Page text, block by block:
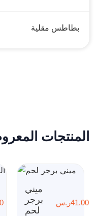
بطاطس مقلية
المنتجات
ميني
برجر
لحم
41.00ر.س